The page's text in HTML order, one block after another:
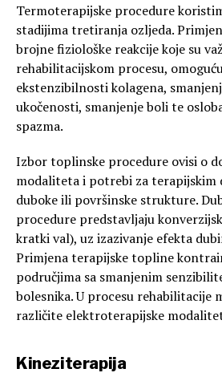
Termoterapijske procedure
stadijima tretiranja ozljeda.
brojne fiziološke reakcije koje su
rehabilitacijskom procesu,
ekstenzibilnosti kolagena,
ukočenosti, smanjenje boli te
spazma.
Izbor toplinske procedure ovisi o
modaliteta i potrebi za terapijskim
duboke ili površinske strukture.
procedure predstavljaju
kratki val), uz izazivanje efekta
Primjena terapijske topline
područjima sa smanjenim
bolesnika. U procesu rehabilitacije
različite elektroterapijske
Kineziterapija